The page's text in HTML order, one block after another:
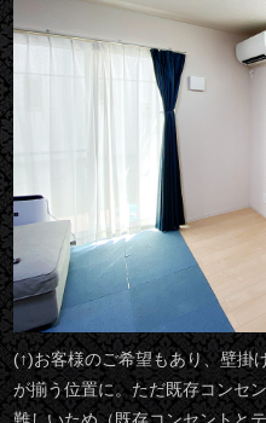
(↑)お客様のご希望もあり、壁掛
が揃う位置に。ただ既存コンセ